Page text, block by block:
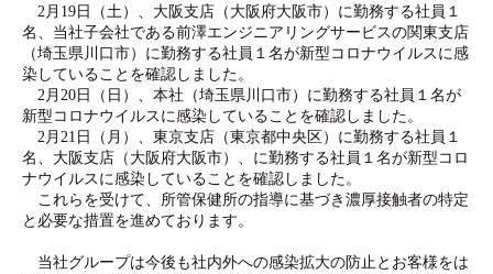
2月19日（土）、大阪支店（大阪府大阪市）に勤務する社員１
名、当社子会社である前澤エンジニアリングサービスの関東支店
（埼玉県川口市）に勤務する社員１名が新型コロナウイルスに感
染していることを確認しました。
2月20日（日）、本社（埼玉県川口市）に勤務する社員１名が
新型コロナウイルスに感染していることを確認しました。
2月21日（月）、東京支店（東京都中央区）に勤務する社員１
名、大阪支店（大阪府大阪市）、に勤務する社員１名が新型コロ
ナウイルスに感染していることを確認しました。
これらを受けて、所管保健所の指導に基づき濃厚接触者の特定
と必要な措置を進めております。
当社グループは今後も社内外への感染拡大の防止とお客様をは